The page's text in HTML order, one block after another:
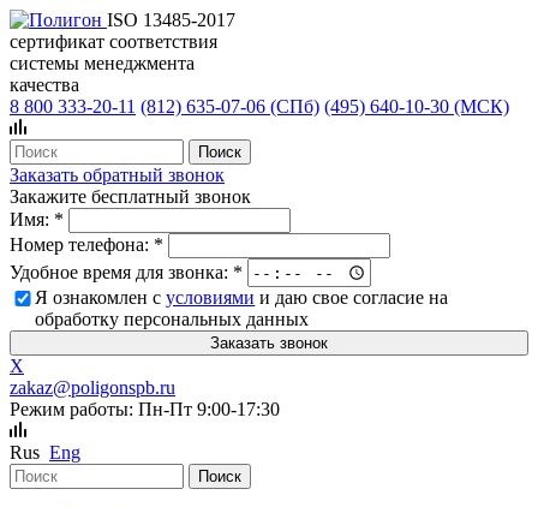
ISO 13485-2017
сертификат соответствия
системы менеджмента
качества
8 800 333-20-11 (812) 635-07-06 (СПб) (495) 640-10-30 (МСК)
Заказать обратный звонок
Закажите бесплатный звонок
Имя: *
Номер телефона: *
Удобное время для звонка: *
Я ознакомлен сусловиями и даю свое согласие на
обработку персональных данных
X
zakaz@poligonspb.ru
Режим работы: Пн-Пт 9:00-17:30
Rus Eng